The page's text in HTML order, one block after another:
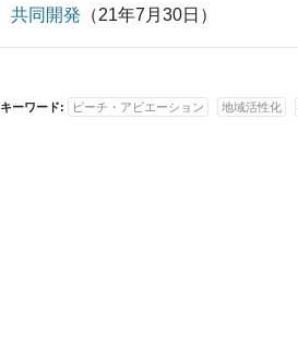
共同開発 （21年7月30日）
キーワード: ピーチ・アビエーション 地域活性化